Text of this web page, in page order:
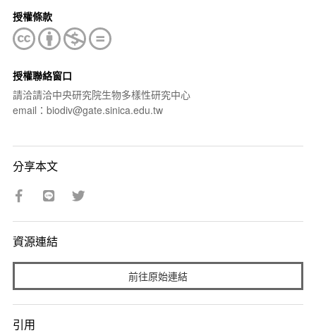
授權條款
授權聯絡窗口
請洽請洽中央研究院生物多樣性研究中心
email：biodiv@gate.sinica.edu.tw
分享本文
資源連結
前往原始連結
引用